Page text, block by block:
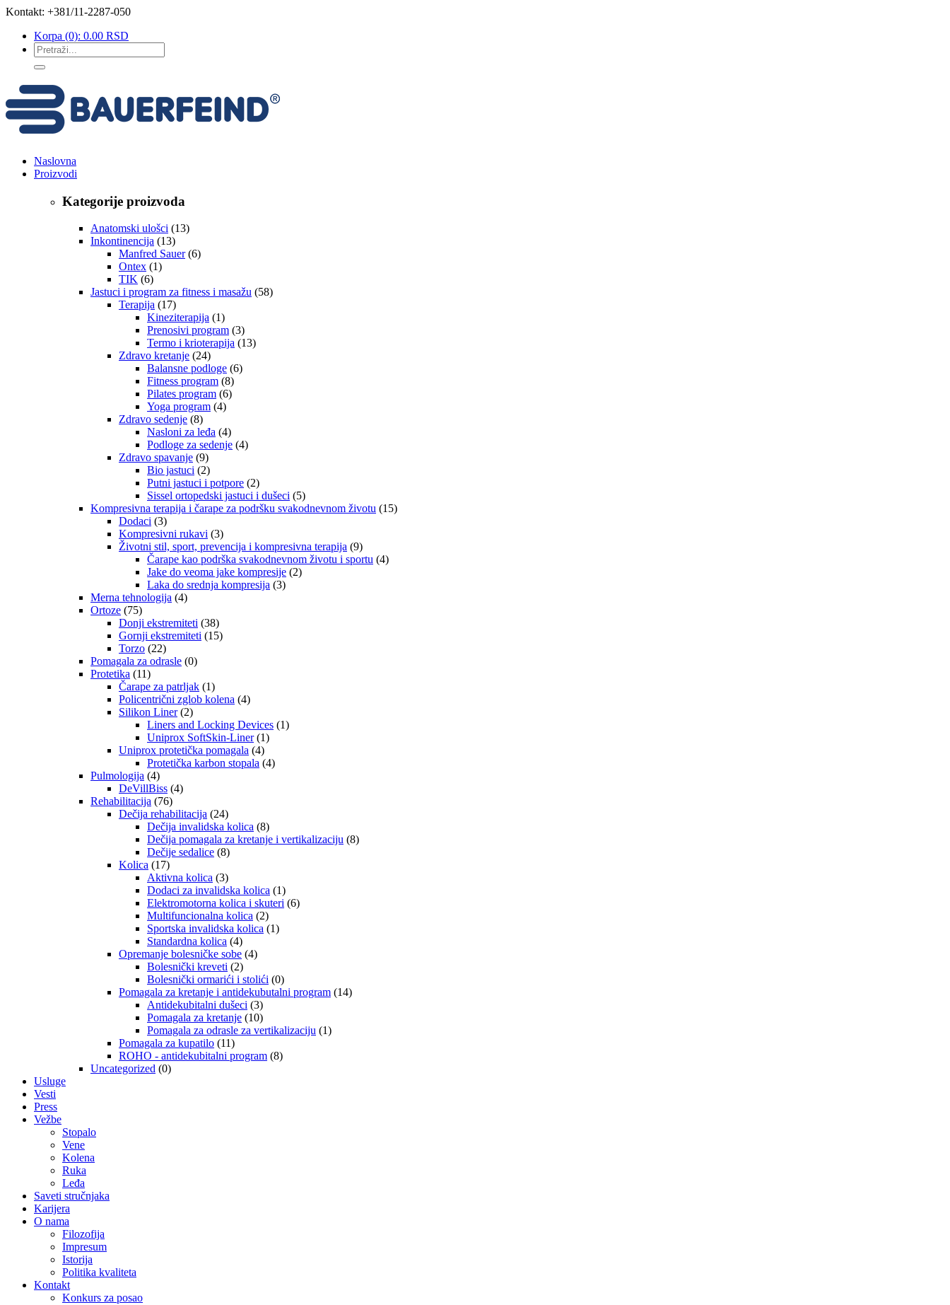
Kontakt: +381/11-2287-050
Korpa (0): 0.00 RSD
Naslovna
Proizvodi
Kategorije proizvoda
Anatomski ulošci (13)
Inkontinencija (13)
Manfred Sauer (6)
Ontex (1)
TIK (6)
Jastuci i program za fitness i masažu (58)
Terapija (17)
Kineziterapija (1)
Prenosivi program (3)
Termo i krioterapija (13)
Zdravo kretanje (24)
Balansne podloge (6)
Fitness program (8)
Pilates program (6)
Yoga program (4)
Zdravo sedenje (8)
Nasloni za leđa (4)
Podloge za sedenje (4)
Zdravo spavanje (9)
Bio jastuci (2)
Putni jastuci i potpore (2)
Sissel ortopedski jastuci i dušeci (5)
Kompresivna terapija i čarape za podršku svakodnevnom životu (15)
Dodaci (3)
Kompresivni rukavi (3)
Životni stil, sport, prevencija i kompresivna terapija (9)
Čarape kao podrška svakodnevnom životu i sportu (4)
Jake do veoma jake kompresije (2)
Laka do srednja kompresija (3)
Merna tehnologija (4)
Ortoze (75)
Donji ekstremiteti (38)
Gornji ekstremiteti (15)
Torzo (22)
Pomagala za odrasle (0)
Protetika (11)
Čarape za patrljak (1)
Policentrični zglob kolena (4)
Silikon Liner (2)
Liners and Locking Devices (1)
Uniprox SoftSkin-Liner (1)
Uniprox protetička pomagala (4)
Protetička karbon stopala (4)
Pulmologija (4)
DeVillBiss (4)
Rehabilitacija (76)
Dečija rehabilitacija (24)
Dečija invalidska kolica (8)
Dečija pomagala za kretanje i vertikalizaciju (8)
Dečije sedalice (8)
Kolica (17)
Aktivna kolica (3)
Dodaci za invalidska kolica (1)
Elektromotorna kolica i skuteri (6)
Multifuncionalna kolica (2)
Sportska invalidska kolica (1)
Standardna kolica (4)
Opremanje bolesničke sobe (4)
Bolesnički kreveti (2)
Bolesnički ormarići i stolići (0)
Pomagala za kretanje i antidekubutalni program (14)
Antidekubitalni dušeci (3)
Pomagala za kretanje (10)
Pomagala za odrasle za vertikalizaciju (1)
Pomagala za kupatilo (11)
ROHO - antidekubitalni program (8)
Uncategorized (0)
Usluge
Vesti
Press
Vežbe
Stopalo
Vene
Kolena
Ruka
Leđa
Saveti stručnjaka
Karijera
O nama
Filozofija
Impresum
Istorija
Politika kvaliteta
Kontakt
Konkurs za posao